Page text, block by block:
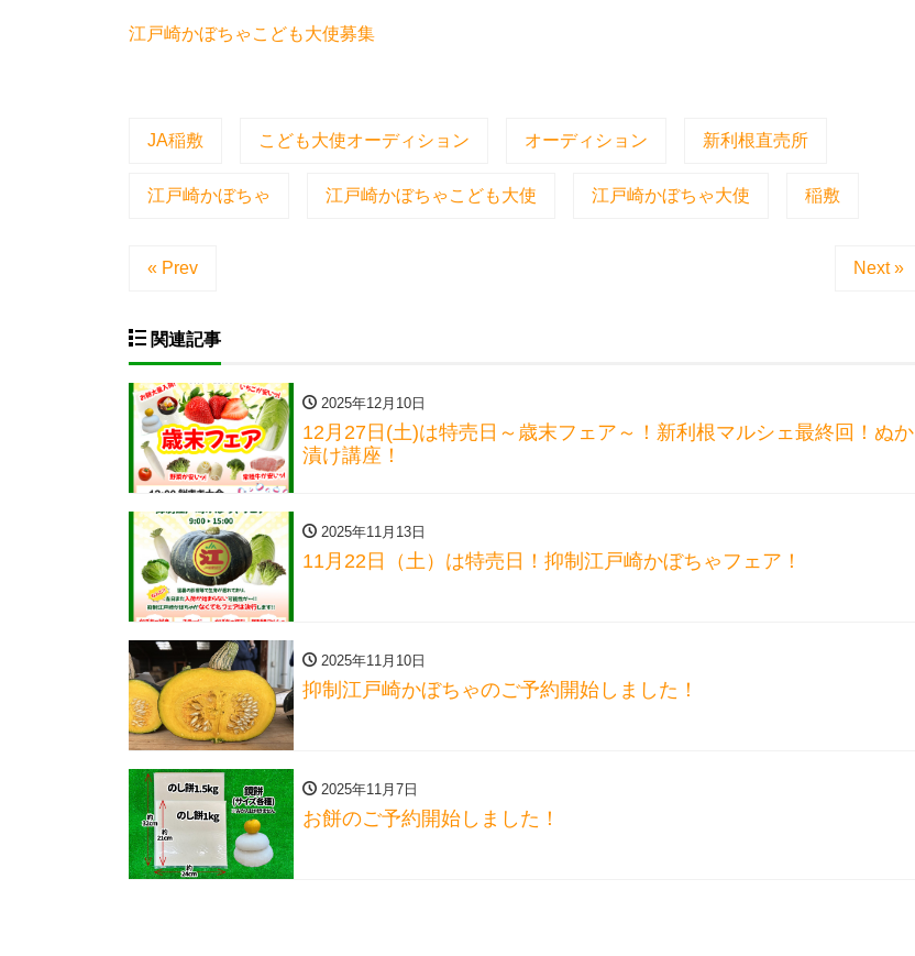
江戸崎かぼちゃこども大使募集
JA稲敷 こども大使オーディション オーディション 新利根直売所
江戸崎かぼちゃ 江戸崎かぼちゃこども大使 江戸崎かぼちゃ大使 稲敷
« Prev Next »
関連記事
2025年12月10日
12月27日(土)は特売日～歳末フェア～！新利根マルシェ最終回！ぬか
漬け講座！
2025年11月13日
11月22日（土）は特売日！抑制江戸崎かぼちゃフェア！
2025年11月10日
抑制江戸崎かぼちゃのご予約開始しました！
2025年11月7日
お餅のご予約開始しました！